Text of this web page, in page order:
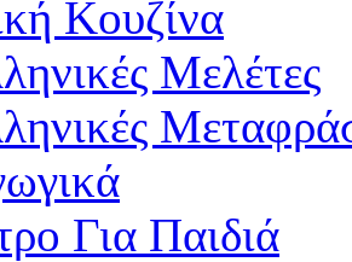
Κουζίνα
Μελέτες
Για Παιδιά